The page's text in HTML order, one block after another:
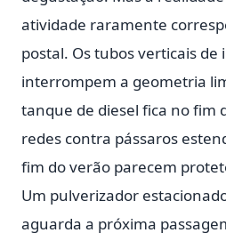
atividade raramente
postal. Os tubos verticais de
interrompem a geometria
tanque de diesel fica no fim
redes contra pássaros
fim do verão parecem
Um pulverizador
aguarda a próxima